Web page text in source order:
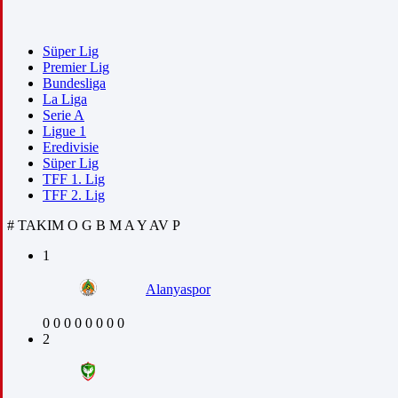
Süper Lig
Premier Lig
Bundesliga
La Liga
Serie A
Ligue 1
Eredivisie
Süper Lig
TFF 1. Lig
TFF 2. Lig
# TAKIM O G B M A Y AV P
1
Alanyaspor
0 0 0 0 0 0 0 0
2